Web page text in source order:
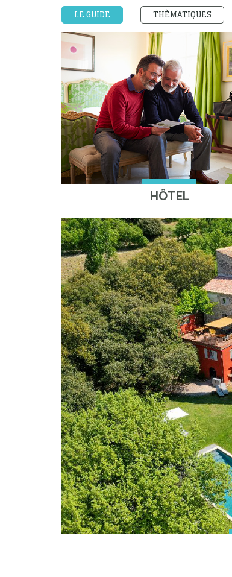
LE GUIDE THÈMATIQUES
HÔTEL